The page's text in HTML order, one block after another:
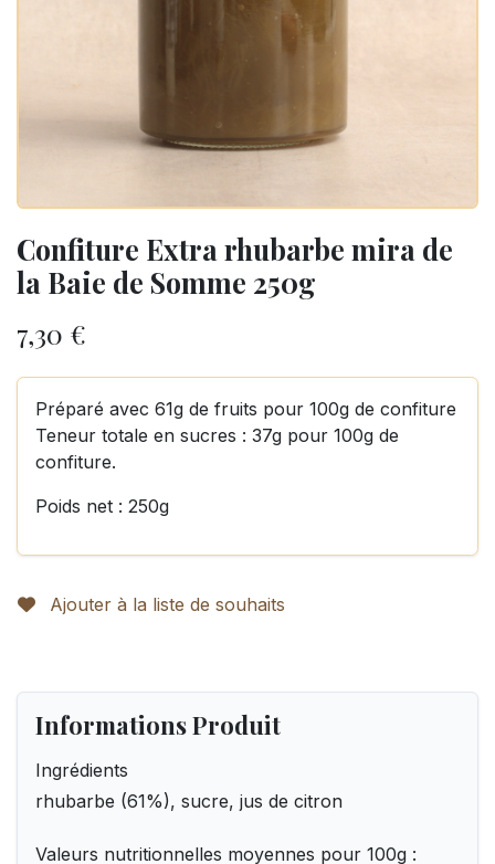
Confiture Extra rhubarbe mira de
la Baie de Somme 250g
7,30 €
Préparé avec 61g de fruits pour 100g de confiture
Teneur totale en sucres : 37g pour 100g de
confiture.
Poids net : 250g
Ajouter à la liste de souhaits
Informations Produit
Ingrédients
rhubarbe (61%), sucre, jus de citron
Valeurs nutritionnelles moyennes pour 100g :